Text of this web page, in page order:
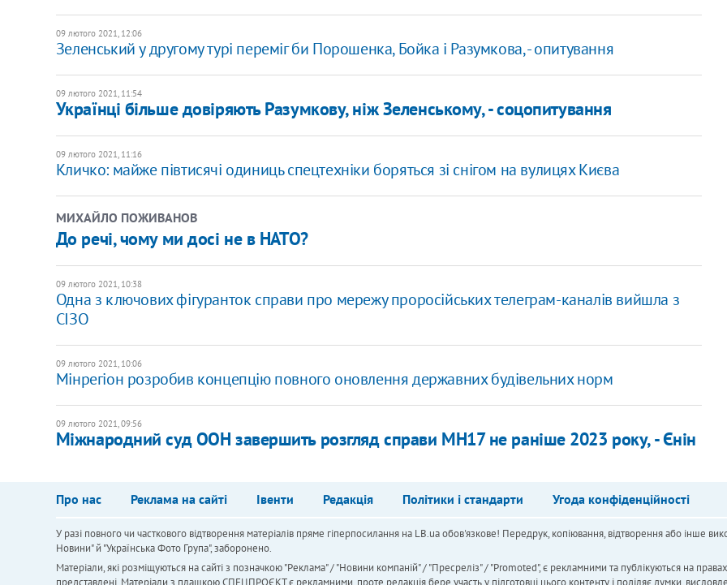
09 лютого 2021, 12:06
Зеленський у другому турі переміг би Порошенка, Бойка і Разумкова, - опитування
09 лютого 2021, 11:54
Українці більше довіряють Разумкову, ніж Зеленському, - соцопитування
09 лютого 2021, 11:16
Кличко: майже півтисячі одиниць спецтехніки боряться зі снігом на вулицях Києва
МИХАЙЛО ПОЖИВАНОВ
До речі, чому ми досі не в НАТО?
09 лютого 2021, 10:38
Одна з ключових фігуранток справи про мережу проросійських телеграм-каналів вийшла з
СІЗО
09 лютого 2021, 10:06
Мінрегіон розробив концепцію повного оновлення державних будівельних норм
09 лютого 2021, 09:56
Міжнародний суд ООН завершить розгляд справи MH17 не раніше 2023 року, - Єнін
Про нас Реклама на сайті Івенти Редакція Політики і стандарти Угода конфіденційності
У разі повного чи часткового відтворення матеріалів пряме гіперпосилання на LB.ua обов'язкове! Передрук, копіювання, відтворення або інше
Новини" й "Українська Фото Група", заборонено.
Матеріали, які розміщуються на сайті з позначкою "Реклама" / "Новини компаній" / "Пресреліз" / "Promoted", є рекламними та публікуються на
представлені. Матеріали з плашкою СПЕЦПРОЄКТ є рекламними, проте редакція бере участь у підготовці цього контенту і поділяє думки,